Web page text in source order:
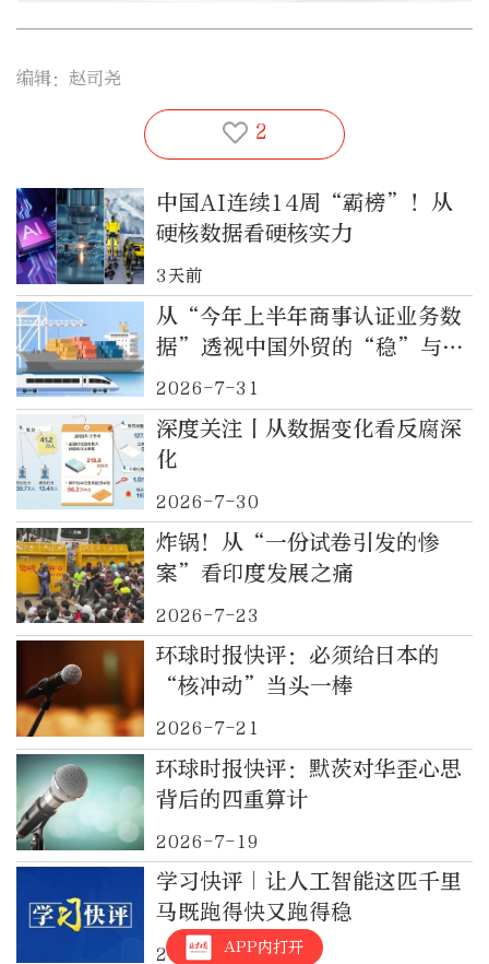
编辑：赵司尧
2
中国AI连续14周“霸榜”！从
硬核数据看硬核实力
3天前
从“今年上半年商事认证业务数
据”透视中国外贸的“稳”与
“增”
2026-7-31
深度关注丨从数据变化看反腐深
化
2026-7-30
炸锅！从“一份试卷引发的惨
案”看印度发展之痛
2026-7-23
环球时报快评：必须给日本的
“核冲动”当头一棒
2026-7-21
环球时报快评：默茨对华歪心思
背后的四重算计
2026-7-19
学习快评｜让人工智能这匹千里
马既跑得快又跑得稳
2026-7-17APP内打开